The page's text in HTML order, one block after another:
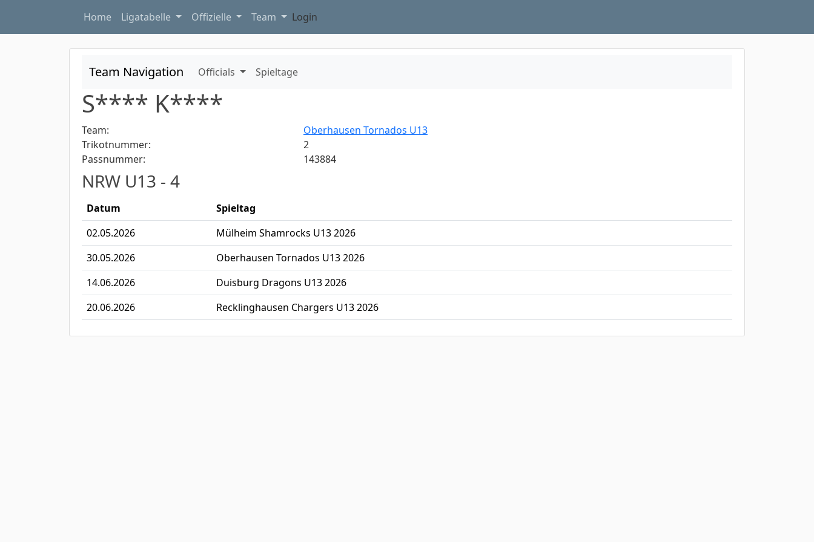
Home Ligatabelle Offizielle Team Login
Team Navigation Officials Spieltage
S**** K****
Team:
Oberhausen Tornados U13
Trikotnummer:
2
Passnummer:
143884
NRW U13 - 4
Datum
Spieltag
02.05.2026
Mülheim Shamrocks U13 2026
30.05.2026
Oberhausen Tornados U13 2026
14.06.2026
Duisburg Dragons U13 2026
20.06.2026
Recklinghausen Chargers U13 2026